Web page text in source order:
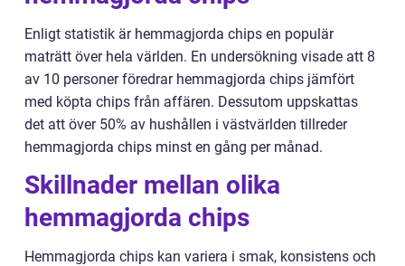
Enligt statistik är hemmagjorda chips en populär
maträtt över hela världen. En undersökning visade att 8
av 10 personer föredrar hemmagjorda chips jämfört
med köpta chips från affären. Dessutom uppskattas
det att över 50% av hushållen i västvärlden tillreder
hemmagjorda chips minst en gång per månad.
Skillnader mellan olika
hemmagjorda chips
Hemmagjorda chips kan variera i smak, konsistens och